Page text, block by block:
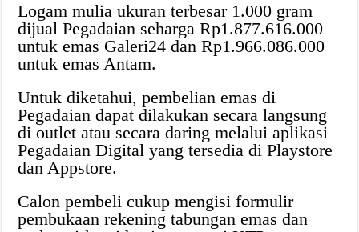
Logam mulia ukuran terbesar 1.000 gram
dijual Pegadaian seharga Rp1.877.616.000
untuk emas Galeri24 dan Rp1.966.086.000
untuk emas Antam.
Untuk diketahui, pembelian emas di
Pegadaian dapat dilakukan secara langsung
di outlet atau secara daring melalui aplikasi
Pegadaian Digital yang tersedia di Playstore
dan Appstore.
Calon pembeli cukup mengisi formulir
pembukaan rekening tabungan emas dan